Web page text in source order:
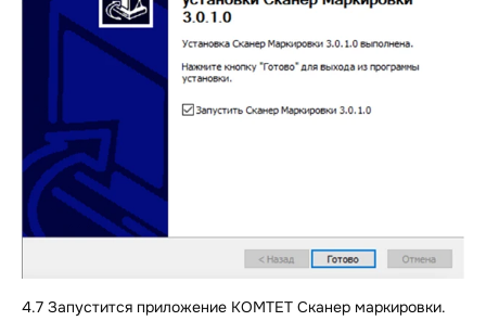
4.7 Запустится приложение КОМТЕТ Сканер маркировки.